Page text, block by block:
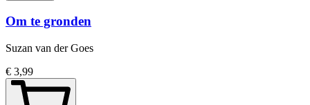
Om te gronden
Suzan van der Goes
€ 3,99